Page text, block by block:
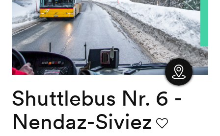
Shuttlebus Nr. 6 -
Nendaz-Siviez